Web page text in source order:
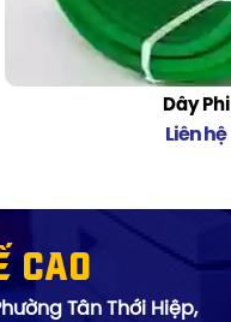
Dây Phi
Liên hệ
Cao
Tân Thới Hiệp,